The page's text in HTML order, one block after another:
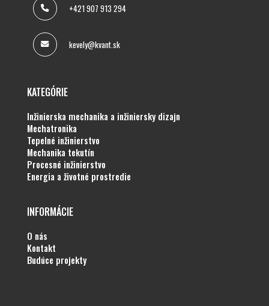
+421 907 913 294
kevely@kvant.sk
KATEGÓRIE
inžinierska mechanika a inžiniersky dizajn
mechatronika
tepelné inžinierstvo
mechanika tekutín
procesné inžinierstvo
energia a životné prostredie
INFORMÁCIE
o nás
kontakt
budúce projekty